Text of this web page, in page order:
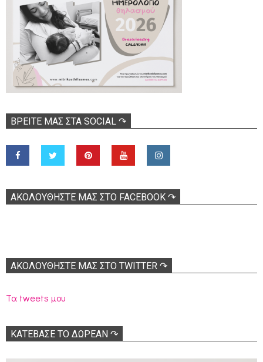
ΒΡΕΊΤΕ ΜΑΣ ΣΤΑ SOCIAL ↷
ΑΚΟΛOΥΘΉΣΤΕ ΜΑΣ ΣΤΟ FACEBOOK ↷
ΑΚΟΛΟΥΘΉΣΤΕ ΜΑΣ ΣΤΟ TWITTER ↷
Τα tweets μου
ΚΑΤΕΒΑΣΕ ΤΟ ΔΩΡΕΑΝ ↷